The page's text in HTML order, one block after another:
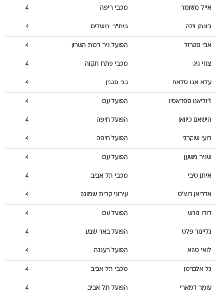
אייל משומר מכבי חיפה 4
ג'ונתן וילה בית"ר ירושלים 4
אבי סטרול הפועל ניר רמת השרון 4
צחי גיגי מכבי פתח תקוה 4
עלא אבו סלאח בני סכנין 4
ז'וליאנו ספדאסיו הפועל עכו 4
הישאם כיוואן הפועל חיפה 4
רועי שוקרני הפועל חיפה 4
שניר משען הפועל עכו 4
איתן טיבי מכבי תל אביב 4
אדריאן רוצ'ט עירוני קרית שמונה 4
דודו גורש הפועל עכו 4
גליינור פלט הפועל באר שבע 4
לואי טהא הפועל רעננה 4
גל אלברמן מכבי תל אביב 4
עומר דמארי הפועל תל אביב 4